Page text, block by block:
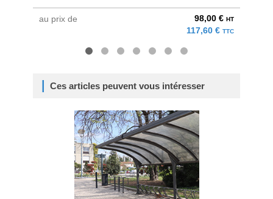
au prix de 98,00 € HT
117,60 € TTC
Ces articles peuvent vous intéresser